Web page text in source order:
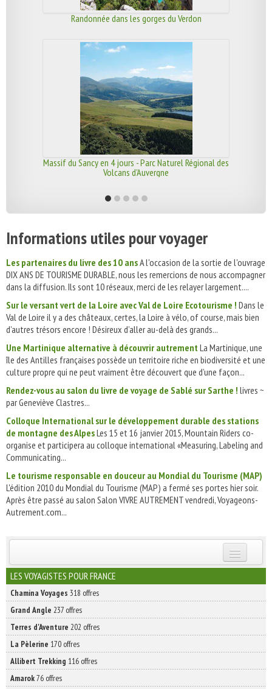
Randonnée dans les gorges du Verdon
Massif du Sancy en 4 jours - Parc Naturel Régional des
Volcans d'Auvergne
Informations utiles pour voyager
Les partenaires du livre des 10 ansA l'occasion de la sortie de l'ouvrage
DIX ANS DE TOURISME DURABLE, nous les remercions de nous accompagner
dans la diffusion. Ils sont 10 réseaux, merci de les relayer largement....
Sur le versant vert de la Loire avec Val de Loire Ecotourisme ! Dans le
Val de Loire il y a des châteaux, certes, la Loire à vélo, of course, mais bien
d’autres trésors encore ! Désireux d’aller au-delà des grands...
Une Martinique alternative à découvrir autrement La Martinique, une
île des Antilles françaises possède un territoire riche en biodiversité et une
culture propre qui ne peut vraiment être découvert que d’une façon...
Rendez-vous au salon du livre de voyage de Sablé sur Sarthe ! livres ~
par Geneviève Clastres...
Colloque International sur le développement durable des stations
de montagne des AlpesLes 15 et 16 janvier 2015, Mountain Riders co-
organise et participera au colloque international «Measuring, Labeling and
Communicating...
Le tourisme responsable en douceur au Mondial du Tourisme (MAP)
L'édition 2010 du Mondial du Tourisme (MAP) a fermé ses portes hier soir.
Après être passé au salon Salon VIVRE AUTREMENT vendredi, Voyageons-
Autrement.com...
INSCRIVEZ-VOUS | ABONNEZ-VOUS
LES VOYAGISTES POUR FRANCE
Chamina Voyages 318 offres
Grand Angle 237 offres
Terres d'Aventure 202 offres
La Pèlerine 170 offres
Allibert Trekking 116 offres
Amarok76 offres